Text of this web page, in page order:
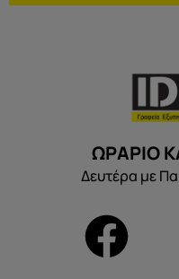
ΩΡΑΡΙΟ
Δευτέρα με